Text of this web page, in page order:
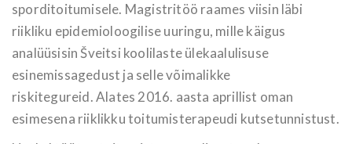
sporditoitumisele. Magistritöö raames viisin läbi
riikliku epidemioloogilise uuringu, mille käigus
analüüsisin Šveitsi koolilaste ülekaalulisuse
esinemissagedust ja selle võimalikke
riskitegureid. Alates 2016. aasta aprillist oman
esimesena riiklikku toitumisterapeudi kutsetunnistust.